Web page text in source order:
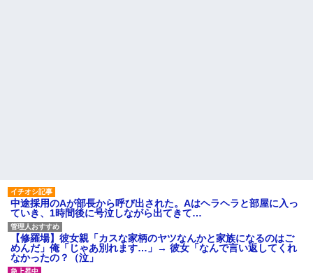
私「初めて飲む味だけどなん
のお茶？」彼「ちっ！」私「」
【GIF】JSのカンチョーワロ
タ
後続車にクラクションを鳴ら
され彼氏が逆切れ。「何クラク
ション鳴らしてんだ！降りてこ
いよ！」と怒鳴りだし...
先生から電話があったんだけ
ど、「～とか～」「～とか考え
て～」と何度も言ってたのが耳
主な税金の成り立ちを調べて
みたよ
中途採用のAが部長から呼び出された。Aはヘラヘラと部屋に入っ
ていき、1時間後に号泣しながら出てきて…
【修羅場】彼女親「カスな家柄のヤツなんかと家族になるのはご
めんだ」俺「じゃあ別れます…」→ 彼女「なんで言い返してくれ
なかったの？（泣」